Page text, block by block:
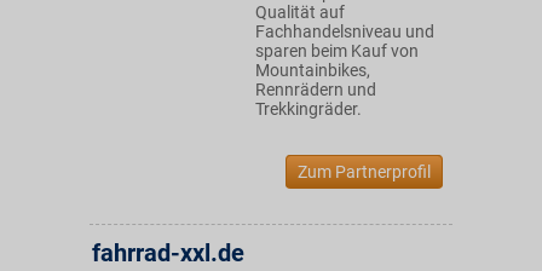
Qualität auf
Fachhandelsniveau und
sparen beim Kauf von
Mountainbikes,
Rennrädern und
Trekkingräder.
Zum Partnerprofil
fahrrad-xxl.de